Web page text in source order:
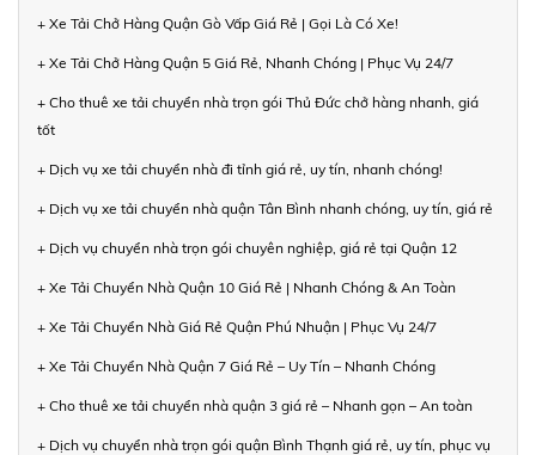
+ Xe Tải Chở Hàng Quận Gò Vấp Giá Rẻ | Gọi Là Có Xe!
+ Xe Tải Chở Hàng Quận 5 Giá Rẻ, Nhanh Chóng | Phục Vụ 24/7
+ Cho thuê xe tải chuyển nhà trọn gói Thủ Đức chở hàng nhanh, giá
tốt
+ Dịch vụ xe tải chuyển nhà đi tỉnh giá rẻ, uy tín, nhanh chóng!
+ Dịch vụ xe tải chuyển nhà quận Tân Bình nhanh chóng, uy tín, giá rẻ
+ Dịch vụ chuyển nhà trọn gói chuyên nghiệp, giá rẻ tại Quận 12
+ Xe Tải Chuyển Nhà Quận 10 Giá Rẻ | Nhanh Chóng & An Toàn
+ Xe Tải Chuyển Nhà Giá Rẻ Quận Phú Nhuận | Phục Vụ 24/7
+ Xe Tải Chuyển Nhà Quận 7 Giá Rẻ – Uy Tín – Nhanh Chóng
+ Cho thuê xe tải chuyển nhà quận 3 giá rẻ – Nhanh gọn – An toàn
+ Dịch vụ chuyển nhà trọn gói quận Bình Thạnh giá rẻ, uy tín, phục vụ